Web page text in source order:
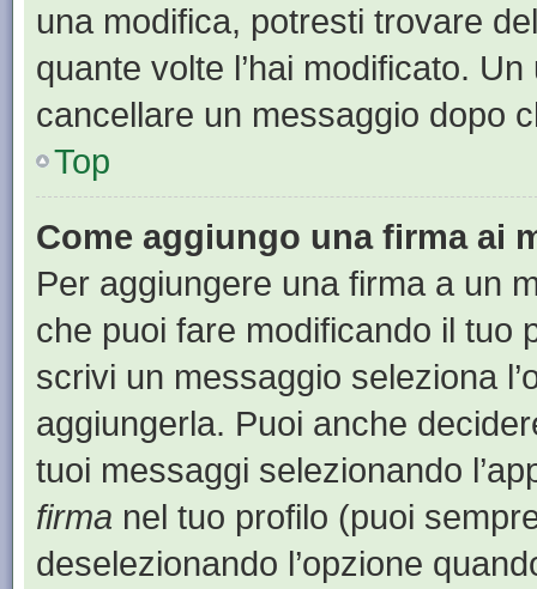
una modifica, potresti trovare
quante volte l’hai modificato.
cancellare un messaggio dopo
Top
Come aggiungo una firma ai
Per aggiungere una firma a un
che puoi fare modificando il tuo
scrivi un messaggio seleziona
aggiungerla. Puoi anche
tuoi messaggi selezionando
firma nel tuo profilo (puoi
deselezionando l’opzione